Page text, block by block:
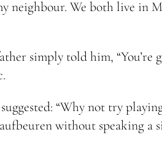
neighbour. We both live in
simply told him, “You’re
“Why not try
without speaking a